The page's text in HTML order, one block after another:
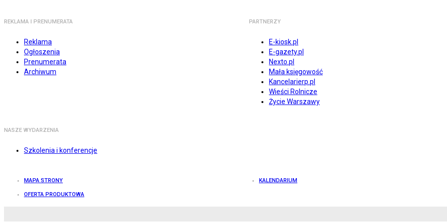
REKLAMA I PRENUMERATA
Reklama
Ogłoszenia
Prenumerata
Archiwum
PARTNERZY
E-kiosk.pl
E-gazety.pl
Nexto.pl
Mała księgowość
Kancelarierp.pl
Wieści Rolnicze
Życie Warszawy
NASZE WYDARZENIA
Szkolenia i konferencje
MAPA STRONY KALENDARIUM
OFERTA PRODUKTOWA